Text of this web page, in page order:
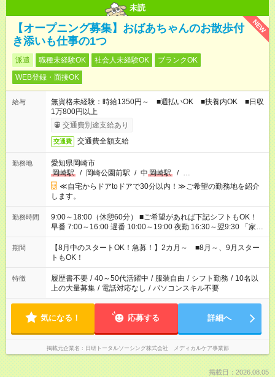
未読
NEW
【オープニング募集】おばあちゃんのお散歩付
き添いも仕事の1つ
派遣 職種未経験OK 社会人未経験OK
ブランクOK
WEB登録・面接OK
給与
無資格未経験：時給1350円～ ■週払いOK ■扶養内OK ■日収
1万800円以上
交通費別途支給あり
交通費 交通費全額支給
勤務地
愛知県岡崎市
岡崎駅
/ 岡崎公園前駅 / 中 岡崎駅 / …
≪自宅からドアtoドアで30分以内！≫ご希望の勤務地を紹介
します。
勤務時間
9:00～18:00（休憩60分） ■ご希望があれば下記シフトもOK！
早番 7:00～16:00 遅番 10:00～19:00 夜勤 16:30～翌9:30 「家族
と休みを合わせたい」 「余裕を持って夕飯の準備がしたい」
「できれば残業はしたくない」 など、ご希望を教えてください
ね。 ※Wワーク希望の方へ 今ご覧のお仕事で希望する勤務時間
と、もう1つのお仕事の勤務時間。 合計で週40時間を超える場
合は応募できません。
期間
【8月中のスタートOK！急募！】2カ月～ ■8月～、9月スター
トもOK！
特徴 履歴書不要 / 40～50代活躍中 / 服装自由 / シフト勤務 / 10名以
上の大量募集 / 電話対応なし / パソコンスキル不要
気になる！ 応募する 詳細へ
掲載元企業名 日研トータルソーシング株式会社 メディカルケア事業部
掲載日：2026.08.05